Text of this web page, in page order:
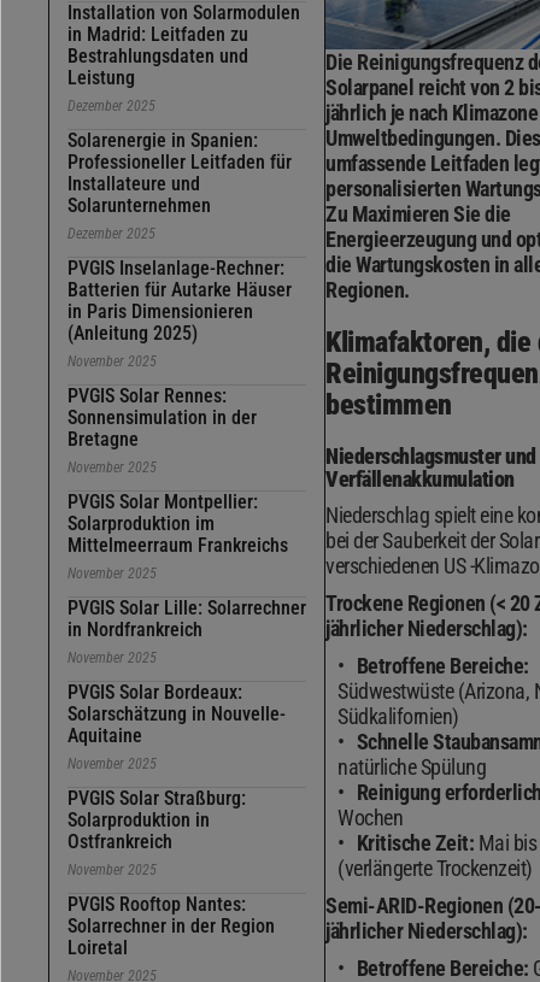
Installation von Solarmodulen
in Madrid: Leitfaden zu
Bestrahlungsdaten und
Leistung
Dezember 2025
Solarenergie in Spanien:
Professioneller Leitfaden für
Installateure und
Solarunternehmen
Dezember 2025
PVGIS Inselanlage-Rechner:
Batterien für Autarke Häuser
in Paris Dimensionieren
(Anleitung 2025)
November 2025
PVGIS Solar Rennes:
Sonnensimulation in der
Bretagne
November 2025
PVGIS Solar Montpellier:
Solarproduktion im
Mittelmeerraum Frankreichs
November 2025
PVGIS Solar Lille: Solarrechner
in Nordfrankreich
November 2025
PVGIS Solar Bordeaux:
Solarschätzung in Nouvelle-
Aquitaine
November 2025
PVGIS Solar Straßburg:
Solarproduktion in
Ostfrankreich
November 2025
PVGIS Rooftop Nantes:
Solarrechner in der Region
Loiretal
November 2025
Die Reinigungsfrequenz
Solarpanel reicht von 2
jährlich je nach
Umweltbedingungen.
umfassende Leitfaden
personalisierten
Zu Maximieren Sie die
Energieerzeugung und
die Wartungskosten in
Regionen.
Klimafaktoren, die
bestimmen
Niederschlagsmuster und
Verfällenakkumulation
Niederschlag spielt eine
bei der Sauberkeit der
verschiedenen US -
Trockene Regionen (< 20
jährlicher Niederschlag):
Betroffene Bereiche:
Südwestwüste (Arizona,
Südkalifornien)
Schnelle
natürliche Spülung
Reinigung
Wochen
Kritische Zeit: Mai
(verlängerte Trockenzeit)
Semi-ARID-Regionen
jährlicher Niederschlag):
Betroffene Bereiche: